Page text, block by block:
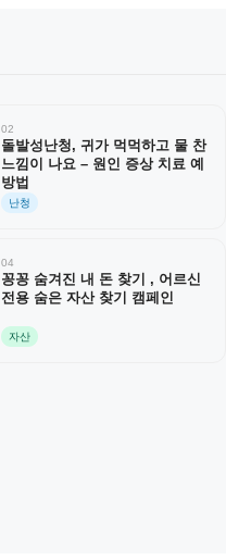
02
돌발성난청, 귀가 먹먹하고 물 찬
느낌이 나요 – 원인 증상 치료 예
방법
난청
04
꽁꽁 숨겨진 내 돈 찾기 , 어르신
전용 숨은 자산 찾기 캠페인
자산